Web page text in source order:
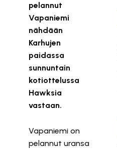
pelannut
Vapaniemi
nähdään
Karhujen
paidassa
sunnuntain
kotiottelussa
Hawksia
vastaan.
Vapaniemi on
pelannut uransa